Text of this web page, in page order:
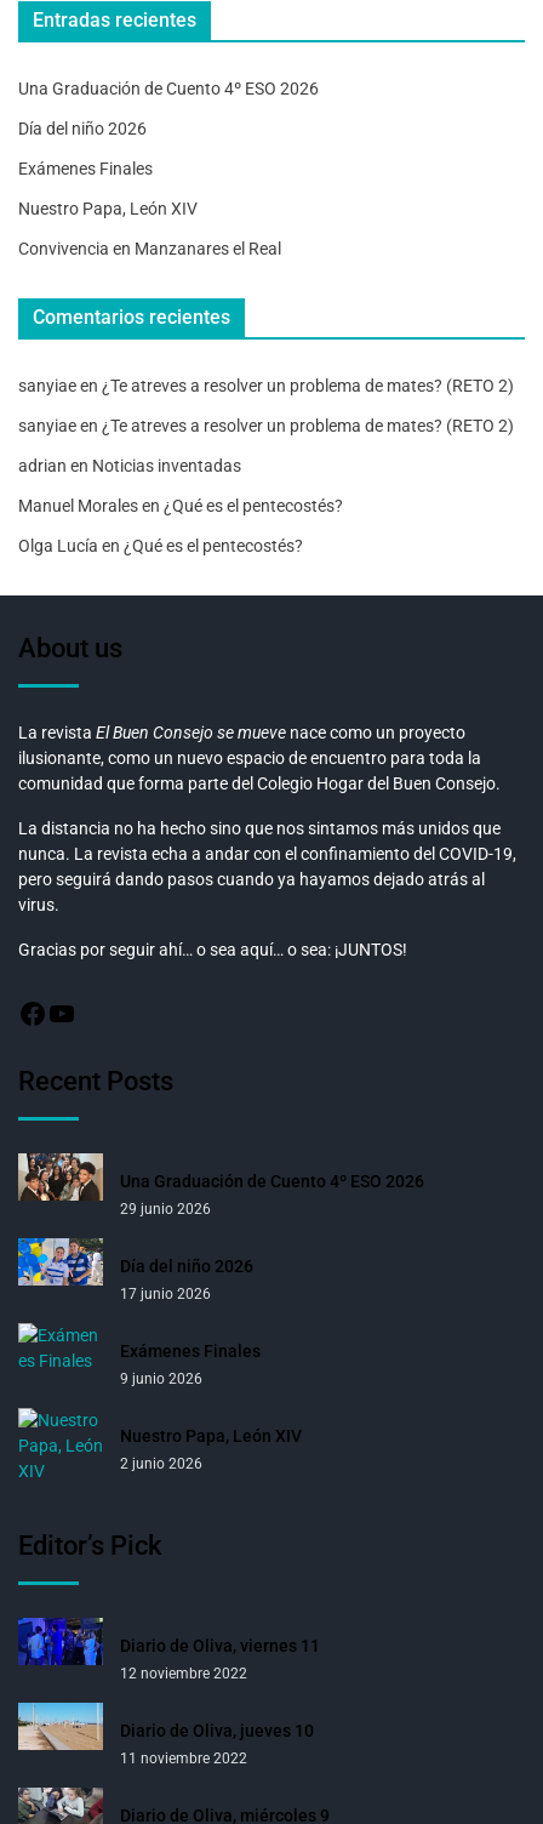
Entradas recientes
Una Graduación de Cuento 4º ESO 2026
Día del niño 2026
Exámenes Finales
Nuestro Papa, León XIV
Convivencia en Manzanares el Real
Comentarios recientes
sanyiaeen ¿Te atreves a resolver un problema de mates? (RETO 2)
sanyiaeen ¿Te atreves a resolver un problema de mates? (RETO 2)
adrian en Noticias inventadas
Manuel Moralesen ¿Qué es el pentecostés?
Olga Lucía en ¿Qué es el pentecostés?
About us
La revista El Buen Consejo se mueve nace como un proyecto
ilusionante, como un nuevo espacio de encuentro para toda la
comunidad que forma parte del Colegio Hogar del Buen Consejo.
La distancia no ha hecho sino que nos sintamos más unidos que
nunca. La revista echa a andar con el confinamiento del COVID-19,
pero seguirá dando pasos cuando ya hayamos dejado atrás al
virus.
Gracias por seguir ahí… o sea aquí… o sea: ¡JUNTOS!
Recent Posts
Una Graduación de Cuento 4º ESO 2026
29 junio 2026
Día del niño 2026
17 junio 2026
Exámenes Finales
9 junio 2026
Nuestro Papa, León XIV
2 junio 2026
Editor’s Pick
Diario de Oliva, viernes 11
12 noviembre 2022
Diario de Oliva, jueves 10
11 noviembre 2022
Diario de Oliva, miércoles 9